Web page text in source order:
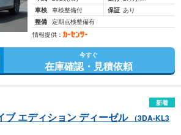
車検 車検整備付 保証 あり
整備 定期点検整備有
情報提供：
今すぐ
在庫確認・見積依頼
新着
ブ エディション ディーゼル （3DA-KL3